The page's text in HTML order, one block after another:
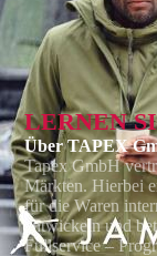
LERNEN
Über TAPEX
Tapex GmbH
Märkten. Hierbei
für die Waren
entwickeln und
Fullservice –